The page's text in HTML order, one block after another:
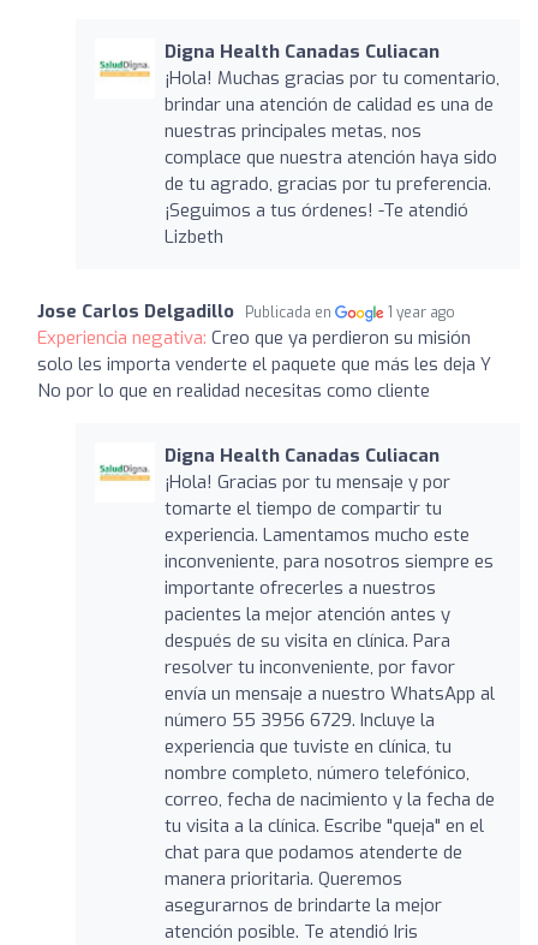
Digna Health Canadas Culiacan
¡Hola! Muchas gracias por tu comentario,
brindar una atención de calidad es una de
nuestras principales metas, nos
complace que nuestra atención haya sido
de tu agrado, gracias por tu preferencia.
¡Seguimos a tus órdenes! -Te atendió
Lizbeth
Jose Carlos Delgadillo Publicada en 1 year ago
Experiencia negativa: Creo que ya perdieron su misión
solo les importa venderte el paquete que más les deja Y
No por lo que en realidad necesitas como cliente
Digna Health Canadas Culiacan
¡Hola! Gracias por tu mensaje y por
tomarte el tiempo de compartir tu
experiencia. Lamentamos mucho este
inconveniente, para nosotros siempre es
importante ofrecerles a nuestros
pacientes la mejor atención antes y
después de su visita en clínica. Para
resolver tu inconveniente, por favor
envía un mensaje a nuestro WhatsApp al
número 55 3956 6729. Incluye la
experiencia que tuviste en clínica, tu
nombre completo, número telefónico,
correo, fecha de nacimiento y la fecha de
tu visita a la clínica. Escribe "queja" en el
chat para que podamos atenderte de
manera prioritaria. Queremos
asegurarnos de brindarte la mejor
atención posible. Te atendió Iris